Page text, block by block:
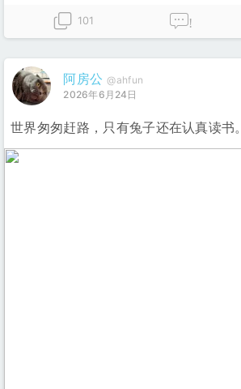
101 !
阿房公 @ahfun
2026年6月24日
世界匆匆赶路，只有兔子还在认真读书。